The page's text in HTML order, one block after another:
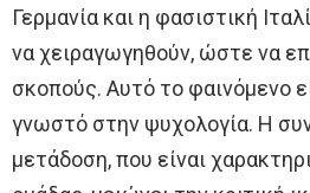
Γερμανία και η φασιστική
να χειραγωγηθούν, ώστε να
σκοπούς. Αυτό το φαινόμενο
γνωστό στην ψυχολογία. Η
μετάδοση, που είναι